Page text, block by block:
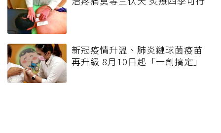
新冠疫情升溫、肺炎鏈球菌疫苗
再升級 8月10日起「一劑搞定」